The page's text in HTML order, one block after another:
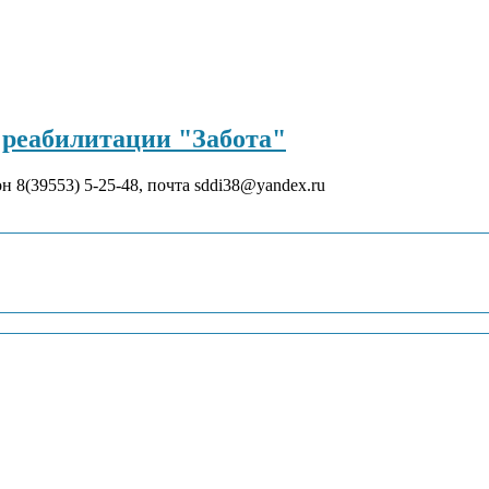
"Забота"
8(39553) 5-25-48, почта sddi38@yandex.ru